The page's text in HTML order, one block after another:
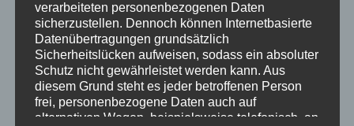
Wasserrettung
Die Tätigkeit der Freiwilligen Feuerwehr bei der Wasserrettung
mit dem Kleinboot umfasst verschiedene Aufgaben, die
darauf abzielen, Personen in Notlagen auf dem Wasser zu
retten und zu schützen.
verarbeiteten personenbezogenen Daten
sicherzustellen. Dennoch können Internetbasierte
Datenübertragungen grundsätzlich
Sicherheitslücken aufweisen, sodass ein absoluter
Schutz nicht gewährleistet werden kann. Aus
diesem Grund steht es jeder betroffenen Person
frei, personenbezogene Daten auch auf
alternativen Wegen, beispielsweise telefonisch, an